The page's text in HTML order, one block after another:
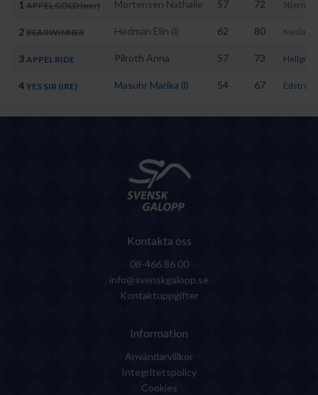
1 APPEL GOLD (nor) Mortensen Nathalie 57 72
2 BEARWINNER Hedman Elin (l) 62 80 Kvisla
3 APPEL RIDE Pilroth Anna 57 73 Hellgren
4 YES SIR (IRE) Masuhr Marika (l) 54 67 Edström
Kontakta oss
08-466 86 00
info@svenskgalopp.se
Kontaktuppgifter
Information
Användarvillkor
Integritetspolicy
Cookies